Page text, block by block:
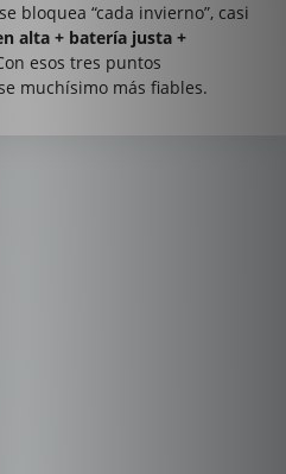
bloquea “cada invierno”, casi
alta + batería justa +
esos tres puntos
muchísimo más fiables.